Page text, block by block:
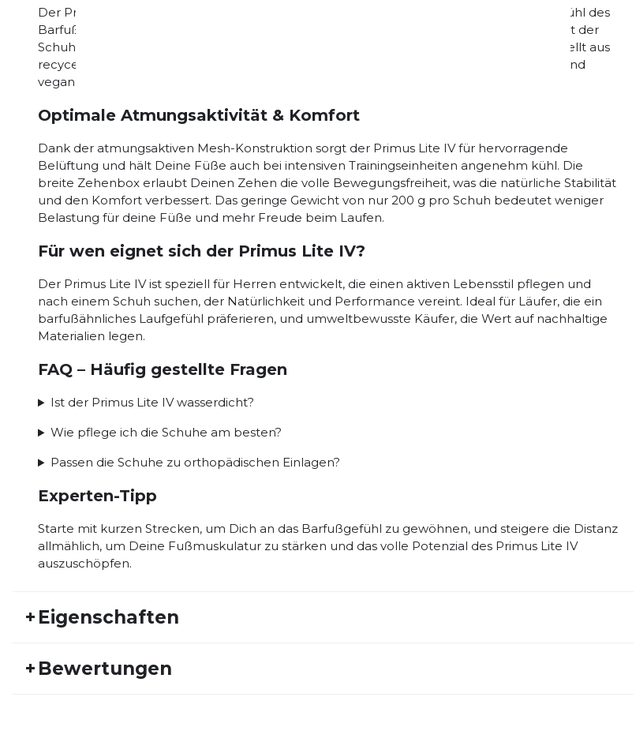
Der Primus Lite IV von Vivobarefoot setzt auf ein minimalistisches Design, das Dir das Gefühl des
Barfußlaufens mit maximalem Schutz bietet. Mit einer 4 mm dünnen Barfußsohle fördert der
Schuh die natürliche Fußbewegung und bietet gleichzeitig ausreichenden Grip. Hergestellt aus
recyceltem PET-Garn, ist er nicht nur leicht, sondern auch nachhaltig. Diese Materialien sind
vegan und umweltfreundlich, ideal für umweltbewusste Läufer.
Optimale Atmungsaktivität & Komfort
Dank der atmungsaktiven Mesh-Konstruktion sorgt der Primus Lite IV für hervorragende
Belüftung und hält Deine Füße auch bei intensiven Trainingseinheiten angenehm kühl. Die
breite Zehenbox erlaubt Deinen Zehen die volle Bewegungsfreiheit, was die natürliche Stabilität
und den Komfort verbessert. Das geringe Gewicht von nur 200 g pro Schuh bedeutet weniger
Belastung für deine Füße und mehr Freude beim Laufen.
Für wen eignet sich der Primus Lite IV?
Der Primus Lite IV ist speziell für Herren entwickelt, die einen aktiven Lebensstil pflegen und
nach einem Schuh suchen, der Natürlichkeit und Performance vereint. Ideal für Läufer, die ein
barfußähnliches Laufgefühl präferieren, und umweltbewusste Käufer, die Wert auf nachhaltige
Materialien legen.
FAQ – Häufig gestellte Fragen
Ist der Primus Lite IV wasserdicht?
Wie pflege ich die Schuhe am besten?
Passen die Schuhe zu orthopädischen Einlagen?
Experten-Tipp
Starte mit kurzen Strecken, um Dich an das Barfußgefühl zu gewöhnen, und steigere die Distanz
allmählich, um Deine Fußmuskulatur zu stärken und das volle Potenzial des Primus Lite IV
auszuschöpfen.
+ Eigenschaften
Aktivitätstyp:
Freizeit
+ Bewertungen